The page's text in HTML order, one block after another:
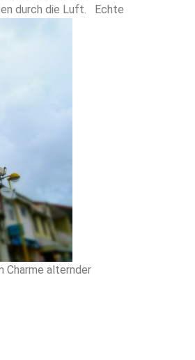
durch die Luft.
Echte
Charme alternder